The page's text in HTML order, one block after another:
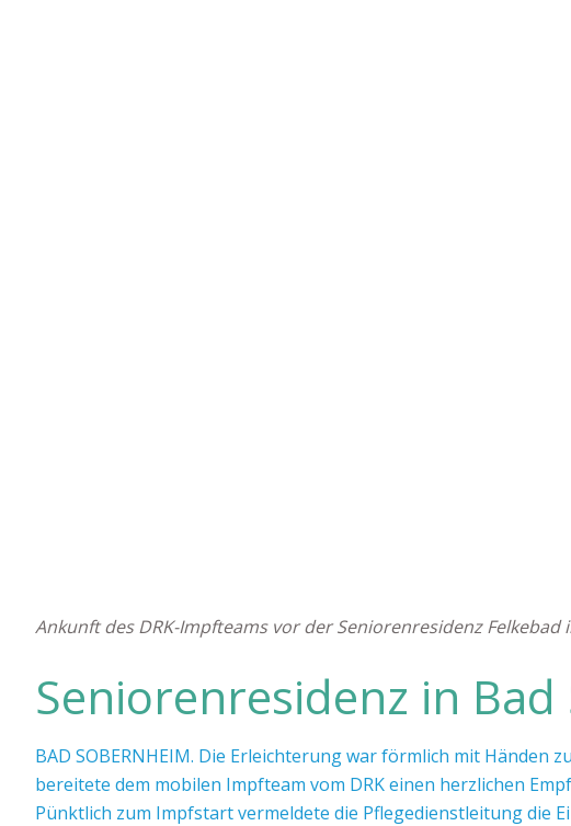
Ankunft des DRK-Impfteams vor der Seniorenresidenz Felkebad
Seniorenresidenz in
BAD SOBERNHEIM. Die Erleichterung war förmlich mit Händen
bereitete dem mobilen Impfteam vom DRK einen herzlichen
Pünktlich zum Impfstart vermeldete die Pflegedienstleitung die